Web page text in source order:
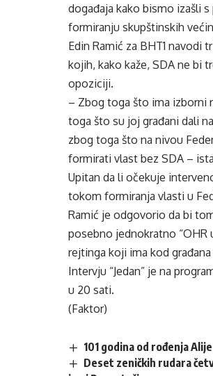
događaja kako bismo izašli
formiranju skupštinskih
Edin Ramić za BHT1 navodi
kojih, kako kaže, SDA ne bi
opoziciji.
– Zbog toga što ima izborni
toga što su joj građani dali
zbog toga što na nivou
formirati vlast bez SDA –
Upitan da li očekuje
tokom formiranja vlasti u
Ramić je odgovorio da bi
posebno jednokratno “OHR
rejtinga koji ima kod građana
Intervju “Jedan” je na
u 20 sati.
(Faktor)
101 godina od rođenja
Deset zeničkih rudara